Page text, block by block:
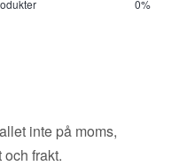
0%
inte på moms,
frakt.